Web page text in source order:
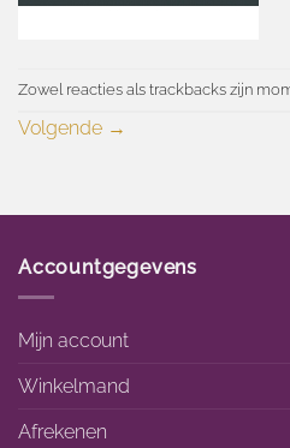
Zowel reacties als trackbacks zijn
Volgende →
Accountgegevens
Mijn account
Winkelmand
Afrekenen